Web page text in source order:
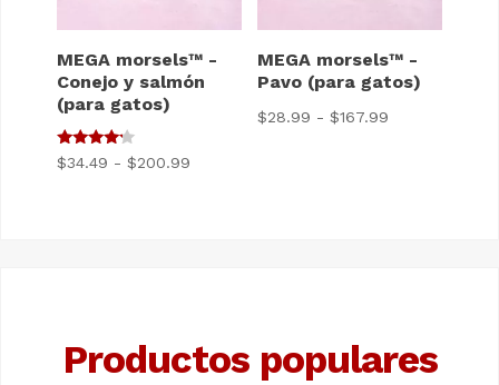
MEGA morsels™ -
Conejo y salmón
(para gatos)
4
de 5
$34.49 - $200.99
MEGA morsels™ -
Pavo (para gatos)
$28.99 - $167.99Gama
Productos populares